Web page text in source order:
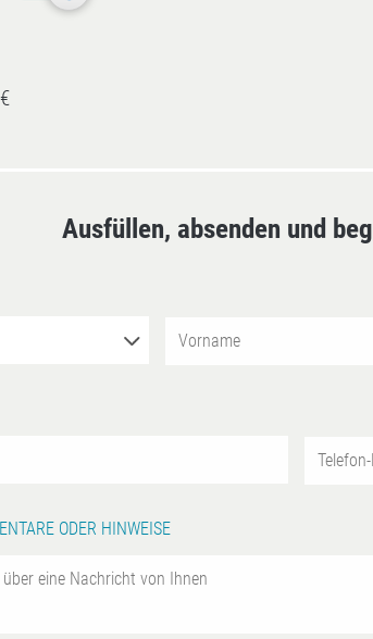
Ausfüllen, absenden und
ODER HINWEISE